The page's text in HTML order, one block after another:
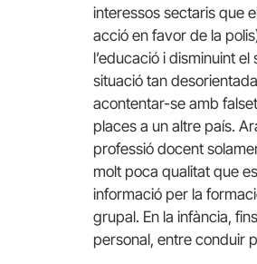
interessos sectaris que
acció en favor de la
l’educació i disminuint
situació tan
acontentar-se amb
places a un altre país.
professió docent
molt poca qualitat que
informació per la
grupal. En la infància,
personal, entre conduir